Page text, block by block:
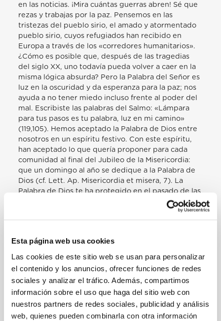
Esta página web usa cookies
Las cookies de este sitio web se usan para personalizar
el contenido y los anuncios, ofrecer funciones de redes
sociales y analizar el tráfico. Además, compartimos
información sobre el uso que haga del sitio web con
nuestros partners de redes sociales, publicidad y análisis
web, quienes pueden combinarla con otra información
en las noticias. ¡Mira cuántas guerras abren! Sé que
rezas y trabajas por la paz. Pensemos en las
tristezas del pueblo sirio, el amado y atormentado
pueblo sirio, cuyos refugiados han recibido en
Europa a través de los «corredores humanitarios».
¿Cómo es posible que, después de las tragedias
del siglo XX, uno todavía pueda volver a caer en la
misma lógica absurda? Pero la Palabra del Señor es
luz en la oscuridad y da esperanza para la paz; nos
ayuda a no tener miedo incluso frente al poder del
mal. Escribiste las palabras del Salmo: «Lámpara
para tus pasos es tu palabra, luz en mi camino»
(119,105). Hemos aceptado la Palabra de Dios entre
nosotros en un espíritu festivo. Con este espíritu,
han aceptado lo que quería proponer para cada
comunidad al final del Jubileo de la Misericordia:
que un domingo al año se dedique a la Palabra de
Dios (cf. Lett. Ap. Misericordia et misera, 7). La
Palabra de Dios te ha protegido en el pasado de las
tentaciones de la ideología y hoy te libera del
los heridos de la vida y la guerra. La Palabra de Dios
es la lámpara con la que mirar el futuro, incluso de
de los tiempos. El beato Pablo VI dijo: «El
descubrimiento de los» signos de los tiempos «[…]
es el resultado de una comparación de la fe con la
vida», de modo que «el mundo se convierte en un
libro para nosotros» (Audiencia general, 16 de abril